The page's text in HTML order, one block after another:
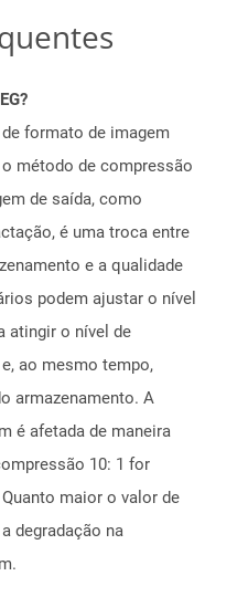
formato de imagem
método de compressão
de saída, como
é uma troca entre
e a qualidade
podem ajustar o nível
atingir o nível de
ao mesmo tempo,
armazenamento. A
é afetada de maneira
10: 1 for
maior o valor de
degradação na